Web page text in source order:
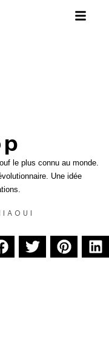
le plus connu au monde.
Une idée